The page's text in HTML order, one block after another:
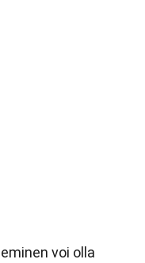
voi olla